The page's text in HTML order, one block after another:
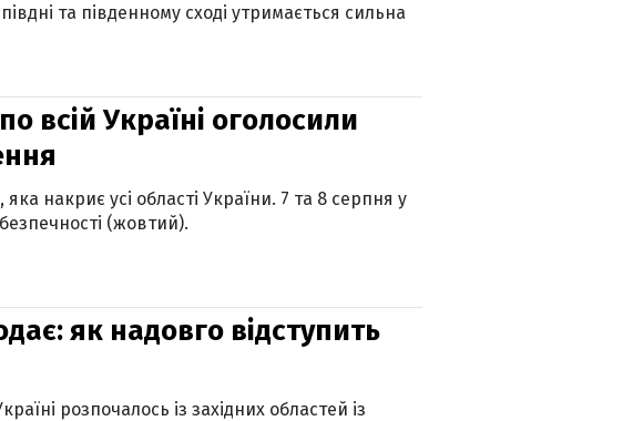
та південному сході утримається сильна
всій Україні оголосили
накриє усі області України. 7 та 8 серпня у
(жовтий).
як надовго відступить
розпочалось із західних областей із